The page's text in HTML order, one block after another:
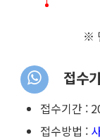
※
접수
접수기간 :
접수방법 :